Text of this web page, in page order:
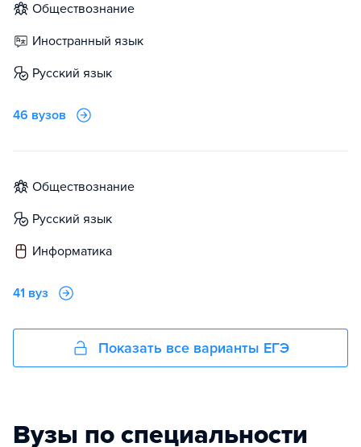
обществознание
иностранный язык
русский язык
46 вузов
обществознание
русский язык
информатика
41 вуз
Показать все варианты ЕГЭ
Вузы по специальности